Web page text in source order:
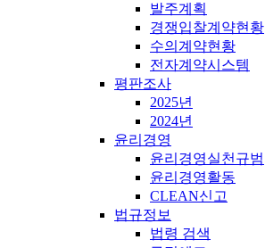
발주계획
경쟁입찰계약현황
수의계약현황
전자계약시스템
평판조사
2025년
2024년
윤리경영
윤리경영실천규범
윤리경영활동
CLEAN신고
법규정보
법령 검색